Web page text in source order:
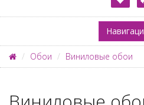
Обои Виниловые обои